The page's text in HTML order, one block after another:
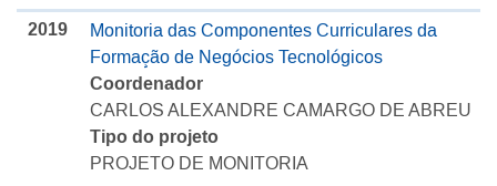
2019
Monitoria das Componentes Curriculares da
Formação de Negócios Tecnológicos
Coordenador
CARLOS ALEXANDRE CAMARGO DE ABREU
Tipo do projeto
PROJETO DE MONITORIA